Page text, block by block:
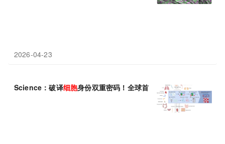
2026-04-23
Science：破译细胞身份双重密码！全球首套人体单细胞